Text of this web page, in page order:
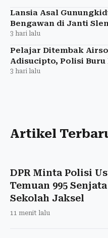
Lansia Asal
Bengawan di Janti
3 hari lalu
Pelajar Ditembak
Adisucipto, Polisi Buru
3 hari lalu
Artikel
DPR Minta Polisi
Temuan 995
Sekolah Jaksel
11 menit lalu